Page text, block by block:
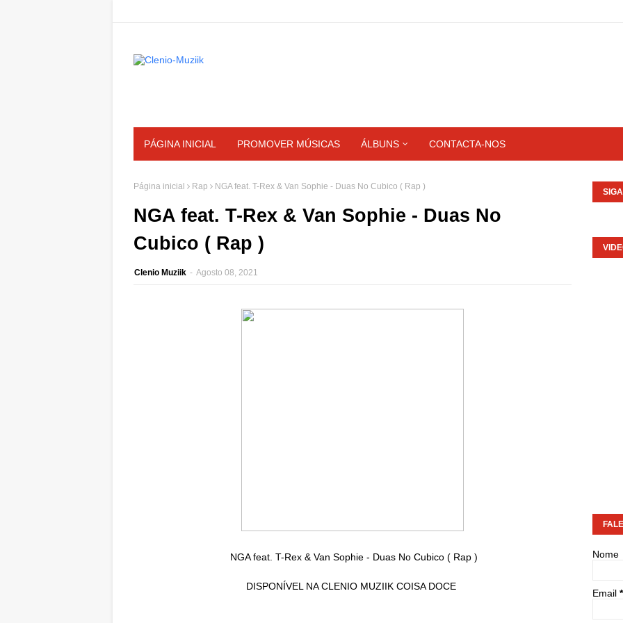
PÁGINA INICIAL PROMOVER MÚSICAS ÁLBUNS CONTACTA-NOS
Página inicial Rap NGA feat. T-Rex & Van Sophie - Duas No Cubico ( Rap )
NGA feat. T-Rex & Van Sophie - Duas No
Cubico ( Rap )
Clenio Muziik - Agosto 08, 2021
NGA feat. T-Rex & Van Sophie - Duas No Cubico ( Rap )
DISPONÍVEL NA CLENIO MUZIIK COISA DOCE
Nome
Email *